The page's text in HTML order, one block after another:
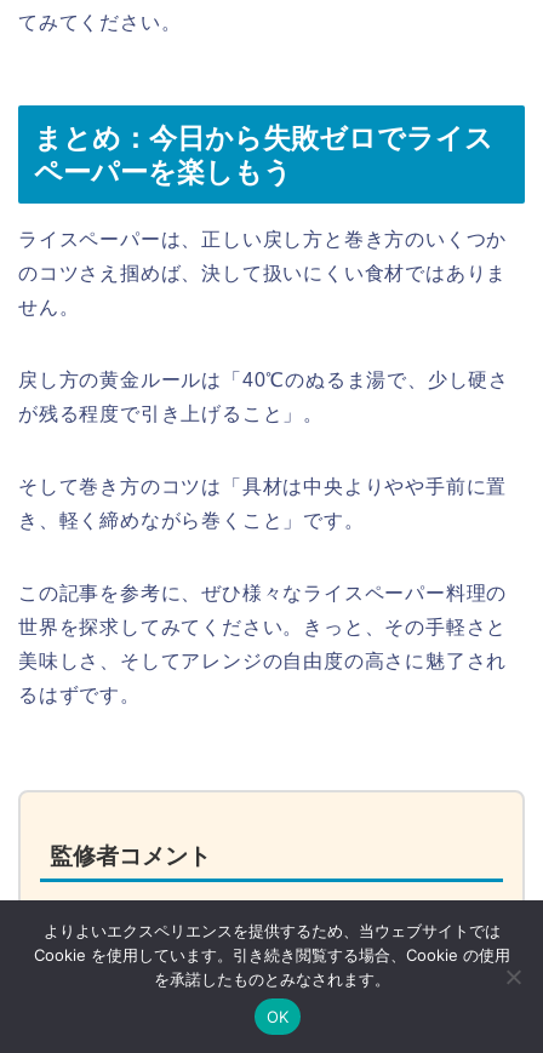
てみてください。
まとめ：今日から失敗ゼロでライス
ペーパーを楽しもう
ライスペーパーは、正しい戻し方と巻き方のいくつか
のコツさえ掴めば、決して扱いにくい食材ではありま
せん。
戻し方の黄金ルールは「40℃のぬるま湯で、少し硬さ
が残る程度で引き上げること」。
そして巻き方のコツは「具材は中央よりやや手前に置
き、軽く締めながら巻くこと」です。
この記事を参考に、ぜひ様々なライスペーパー料理の
世界を探求してみてください。きっと、その手軽さと
美味しさ、そしてアレンジの自由度の高さに魅了され
るはずです。
監修者コメント
な戻し方から、きれいに巻くコツまでが
非常に分かりやすく解説されています。
特に、水の温度と浸す時間が食感を左右
よりよいエクスペリエンスを提供するため、当ウェブサイトでは
Cookie を使用しています。引き続き閲覧する場合、Cookie の使用
を承諾したものとみなされます。
OK